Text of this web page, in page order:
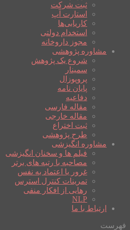
ثبت شرکت
استارت آپ
کاریابی‌ها
استخدام دولتی
مجوز داروخانه
مشاوره پژوهشی
شروع یک پژوهش
سمینار
پروپوزال
پایان نامه
دفاعیه
مقاله فارسی
مقاله خارجی
ثبت اختراع
طرح پژوهشی
مشاوره انگیزشی
فیلم ها و سخنان انگیزشی
مصاحبه با رتبه های برتر
غرور یا اعتماد به نفس
تمرینات کنترل استرس
رهایی از افکار منفی
NLP
ارتباط با ما
فهرست